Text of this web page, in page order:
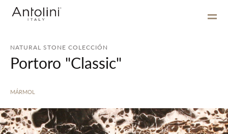
NATURAL STONE COLECCIÓN
Portoro "Classic"
MÁRMOL